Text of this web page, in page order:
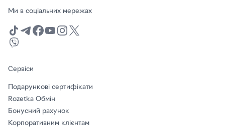
Ми в соціальних мережах
Сервіси
Подарункові сертифікати
Rozetka Обмін
Бонусний рахунок
Корпоративним клієнтам